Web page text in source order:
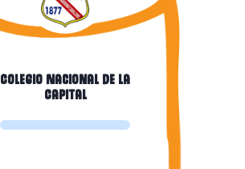
Colegio Nacional de la
Capital